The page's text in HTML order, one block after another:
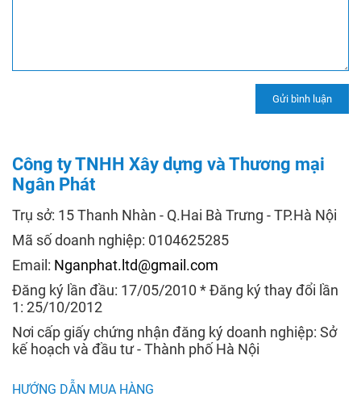
Công ty TNHH Xây dựng và Thương mại
Ngân Phát
Trụ sở: 15 Thanh Nhàn - Q.Hai Bà Trưng - TP.Hà Nội
Mã số doanh nghiệp: 0104625285
Email: Nganphat.ltd@gmail.com
Đăng ký lần đầu: 17/05/2010 * Đăng ký thay đổi lần
1: 25/10/2012
Nơi cấp giấy chứng nhận đăng ký doanh nghiệp: Sở
kế hoạch và đầu tư - Thành phố Hà Nội
HƯỚNG DẪN MUA HÀNG